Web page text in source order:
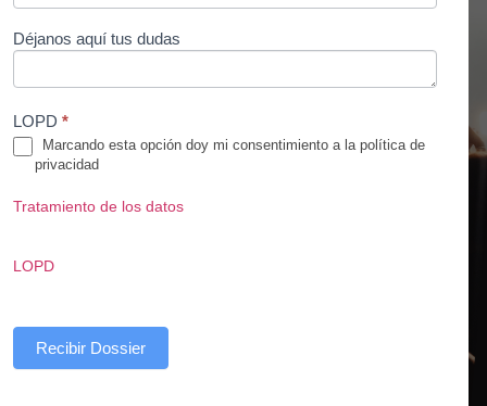
Déjanos aquí tus dudas
LOPD *
Marcando esta opción doy mi consentimiento a la política de
privacidad
Tratamiento de los datos
LOPD
Recibir Dossier